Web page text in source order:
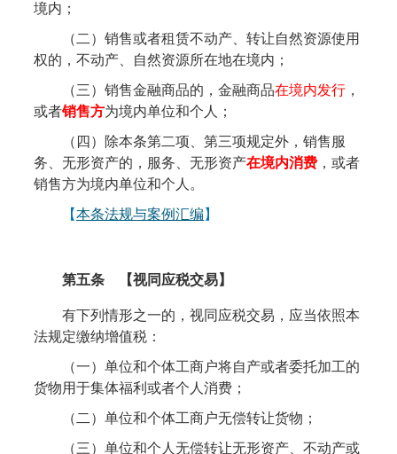
境内；
（二）销售或者租赁不动产、转让自然资源使用
权的，不动产、自然资源所在地在境内；
（三）销售金融商品的，金融商品在境内发行 ，
或者销售方为境内单位和个人；
（四）除本条第二项、第三项规定外，销售服
务、无形资产的，服务、无形资产在境内消费 ，或者
销售方为境内单位和个人。
【本条法规与案例汇编 】
第五条 【视同应税交易】
有下列情形之一的，视同应税交易，应当依照本
法规定缴纳增值税：
（一）单位和个体工商户将自产或者委托加工的
货物用于集体福利或者个人消费；
（二）单位和个体工商户无偿转让货物；
（三）单位和个人无偿转让无形资产、不动产或